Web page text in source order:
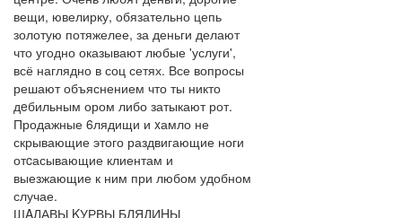
вещи, ювелирку, обязательно цепь
золотую потяжелее, за деньги делают
что угодно оказывают любые 'услуги',
всё наглядно в соц сетях. Все вопросы
решают объяснением что ты никто
дeбильным ором либо затыкают рот.
Продажные 6лядищи и xамло не
скрывающие этого раздвигающие ноги
отcасывающие клиентам и
выезжающие к ним при любом удобном
случае.
ШAЛАВЫ KУРВЫ БЛЯДИHЫ